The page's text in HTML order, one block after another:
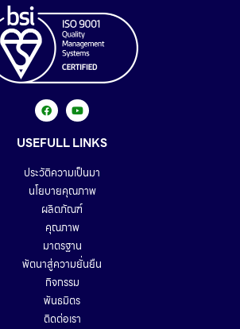
USEFULL LINKS
ประวัติความเป็นมา
นโยบายคุณภาพ
ผลิตภัณฑ์
คุณภาพ
มาตรฐาน
พัตนาสู่ความยั่นยืน
กิจกรรม
พันธมิตร
ติดต่อเรา